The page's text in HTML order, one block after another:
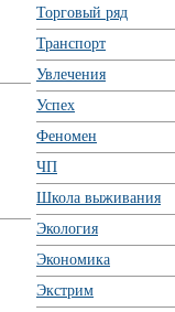
Торговый ряд
Транспорт
Увлечения
Успех
Феномен
ЧП
Школа выживания
Экология
Экономика
Экстрим